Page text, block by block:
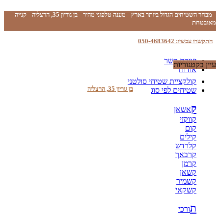
מבחר השטיחים הגדול ביותר בארץ מענה טלפוני מהיר בן גוריון 35, הרצליה
קנייה
מאובטחת
התקשרו עכשיו: 050-4683642
יצירת קשר
אודות
בן גוריון 35, הרצליה
עיין בקטגוריות
קולקציית שטיחי סולטני
שטיחים לפי סוג
קאשאן
קווקזי
קום
קילים
קלרדש
קרבאך
קרמן
קשאן
קשמיר
קשקאי
תורכי